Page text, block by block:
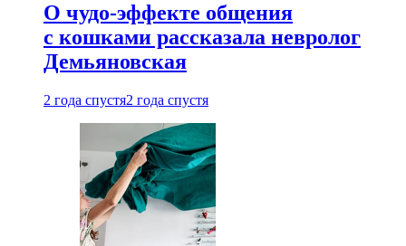
О чудо-эффекте общения
с кошками рассказала невролог
Демьяновская
2 года спустя2 года спустя